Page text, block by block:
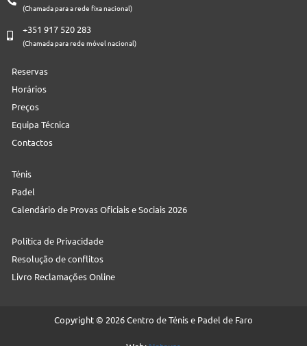
(Chamada para a rede fixa nacional)
+351 917 520 283
(Chamada para rede móvel nacional)
Reservas
Horários
Preços
Equipa Técnica
Contactos
Ténis
Padel
Calendário de Provas Oficiais e Sociais 2026
Política de Privacidade
Resolução de conflitos
Livro Reclamações Online
Copyright © 2026 Centro de Ténis e Padel de Faro